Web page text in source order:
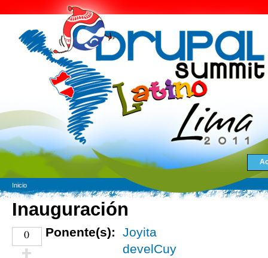
Inicio
Inauguración
0 Ponente(s):
Joyita
develCuy